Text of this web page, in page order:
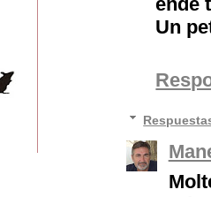
Un